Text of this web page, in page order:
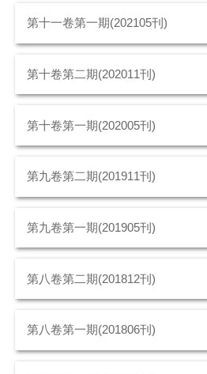
第十一卷第一期(202105刊)
第十卷第二期(202011刊)
第十卷第一期(202005刊)
第九卷第二期(201911刊)
第九卷第一期(201905刊)
第八卷第二期(201812刊)
第八卷第一期(201806刊)